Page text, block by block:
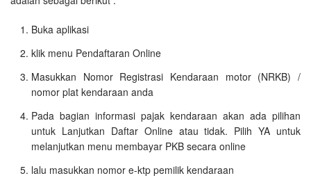
Buka aplikasi
klik menu Pendaftaran Online
Masukkan Nomor Registrasi Kendaraan motor (NRKB) /
nomor plat kendaraan anda
Pada bagian informasi pajak kendaraan akan ada pilihan
untuk Lanjutkan Daftar Online atau tidak. Pilih YA untuk
melanjutkan menu membayar PKB secara online
lalu masukkan nomor e-ktp pemilik kendaraan